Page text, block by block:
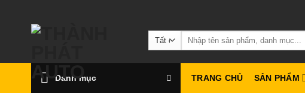
Tìm
kiếm:
Danh mục TRANG CHỦ SẢN PHẨM